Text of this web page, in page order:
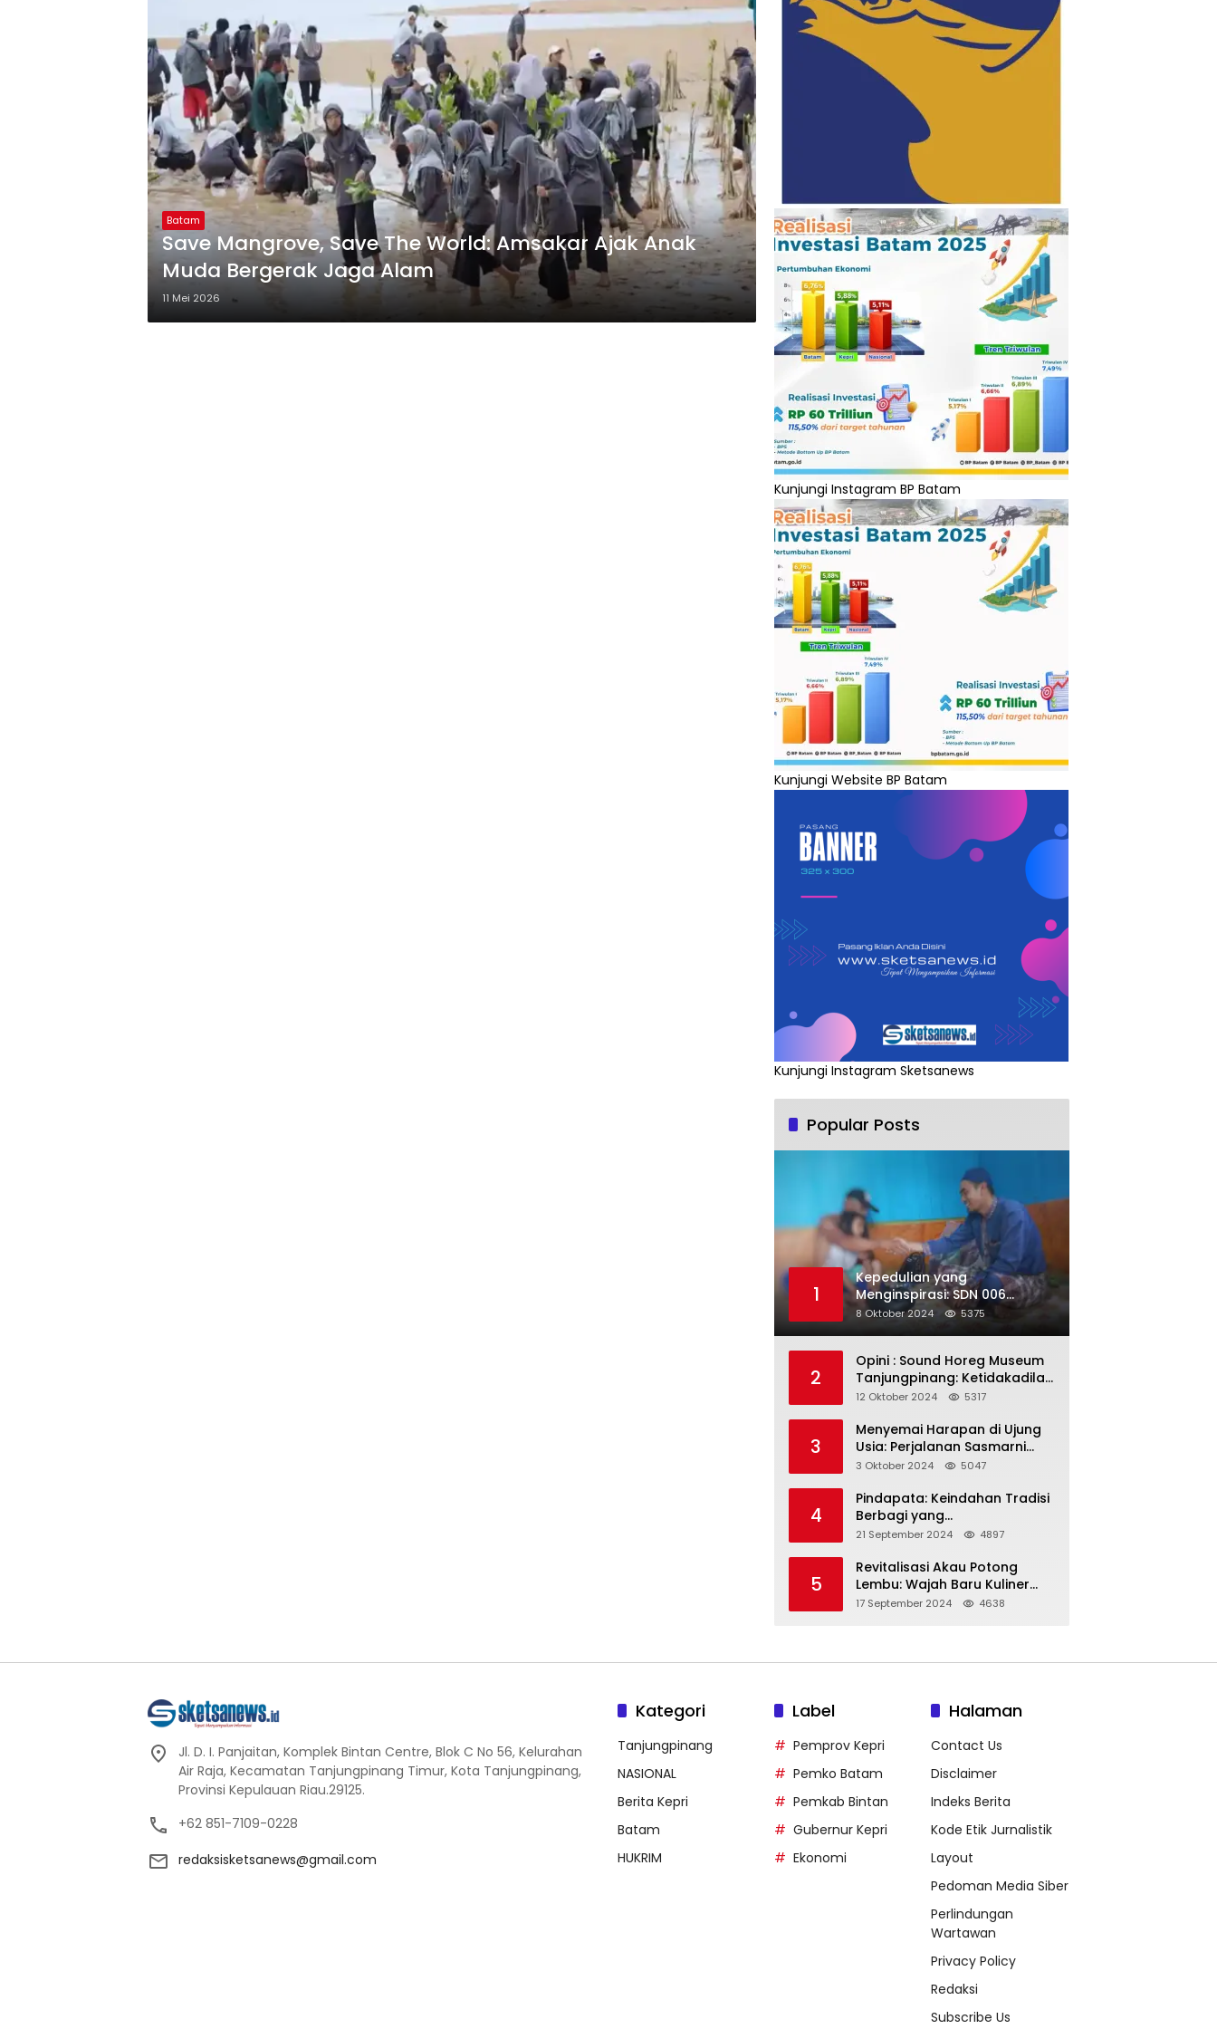
Batam
Save Mangrove, Save The World: Amsakar Ajak Anak
Muda Bergerak Jaga Alam
11 Mei 2026
Kunjungi Instagram BP Batam
Kunjungi Website BP Batam
Kunjungi Instagram Sketsanews
Popular Posts
1
Kepedulian yang
Menginspirasi: SDN 006
Merawang Gelar Program
“Berbagi Segenggam Beras”
8 Oktober 2024 5375
2
Opini : Sound Horeg Museum
Tanjungpinang: Ketidakadilan
dalam Representasi
12 Oktober 2024 5317
3
Menyemai Harapan di Ujung
Usia: Perjalanan Sasmarni
dalam Menyentuh Hati dan
3 Oktober 2024 5047
4
Pindapata: Keindahan Tradisi
Berbagi yang
Menghubungkan Umat dalam
Kebersamaan dalam Agama
Buddha
21 September 2024 4897
5
Revitalisasi Akau Potong
Lembu: Wajah Baru Kuliner
Legendaris Tanjungpinang
17 September 2024 4638
Jl. D. I. Panjaitan, Komplek Bintan Centre, Blok C No 56, Kelurahan
Air Raja, Kecamatan Tanjungpinang Timur, Kota Tanjungpinang,
Provinsi Kepulauan Riau.29125.
+62 851-7109-0228
redaksisketsanews@gmail.com
Kategori
Tanjungpinang
NASIONAL
Berita Kepri
Batam
HUKRIM
Label
Pemprov Kepri
Pemko Batam
Pemkab Bintan
Gubernur Kepri
Ekonomi
Halaman
Contact Us
Disclaimer
Indeks Berita
Kode Etik Jurnalistik
Layout
Pedoman Media Siber
Perlindungan
Wartawan
Privacy Policy
Redaksi
Subscribe Us